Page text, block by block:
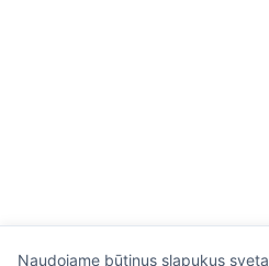
Naudojame būtinus slapukus